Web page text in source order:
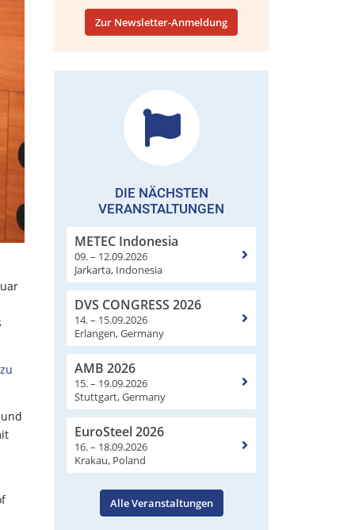
Zur Newsletter-Anmeldung
DIE NÄCHSTEN
VERANSTALTUNGEN
METEC Indonesia
09. – 12.09.2026
Jarkarta, Indonesia
DVS CONGRESS 2026
14. – 15.09.2026
Erlangen, Germany
AMB 2026
15. – 19.09.2026
Stuttgart, Germany
EuroSteel 2026
16. – 18.09.2026
Krakau, Poland
Alle Veranstaltungen